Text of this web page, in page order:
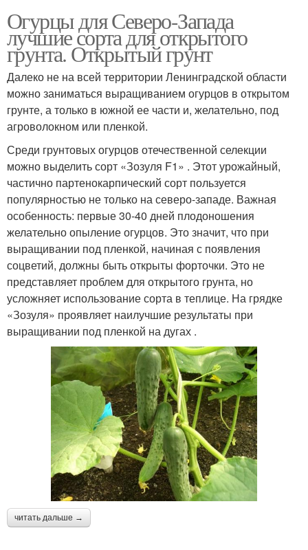
Огурцы для Северо-Запада
лучшие сорта для открытого
грунта. Открытый грунт
Далеко не на всей территории Ленинградской области
можно заниматься выращиванием огурцов в открытом
грунте, а только в южной ее части и, желательно, под
агроволокном или пленкой.
Среди грунтовых огурцов отечественной селекции
можно выделить сорт «Зозуля F1» . Этот урожайный,
частично партенокарпический сорт пользуется
популярностью не только на северо-западе. Важная
особенность: первые 30-40 дней плодоношения
желательно опыление огурцов. Это значит, что при
выращивании под пленкой, начиная с появления
соцветий, должны быть открыты форточки. Это не
представляет проблем для открытого грунта, но
усложняет использование сорта в теплице. На грядке
«Зозуля» проявляет наилучшие результаты при
выращивании под пленкой на дугах .
читать дальше →